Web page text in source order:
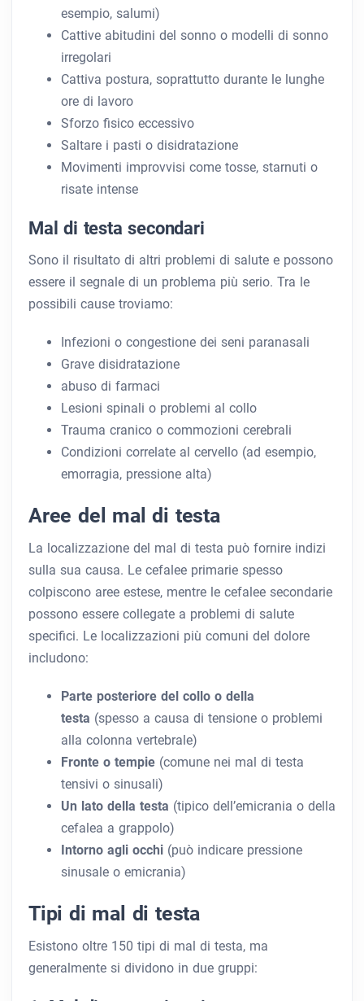
esempio, salumi)
Cattive abitudini del sonno o modelli di sonno
irregolari
Cattiva postura, soprattutto durante le lunghe
ore di lavoro
Sforzo fisico eccessivo
Saltare i pasti o disidratazione
Movimenti improvvisi come tosse, starnuti o
risate intense
Mal di testa secondari
Sono il risultato di altri problemi di salute e possono
essere il segnale di un problema più serio. Tra le
possibili cause troviamo:
Infezioni o congestione dei seni paranasali
Grave disidratazione
abuso di farmaci
Lesioni spinali o problemi al collo
Trauma cranico o commozioni cerebrali
Condizioni correlate al cervello (ad esempio,
emorragia, pressione alta)
Aree del mal di testa
La localizzazione del mal di testa può fornire indizi
sulla sua causa. Le cefalee primarie spesso
colpiscono aree estese, mentre le cefalee secondarie
possono essere collegate a problemi di salute
specifici. Le localizzazioni più comuni del dolore
includono:
Parte posteriore del collo o della
testa (spesso a causa di tensione o problemi
alla colonna vertebrale)
Fronte o tempie (comune nei mal di testa
tensivi o sinusali)
Un lato della testa (tipico dell’emicrania o della
cefalea a grappolo)
Intorno agli occhi (può indicare pressione
sinusale o emicrania)
Tipi di mal di testa
Esistono oltre 150 tipi di mal di testa, ma
generalmente si dividono in due gruppi: